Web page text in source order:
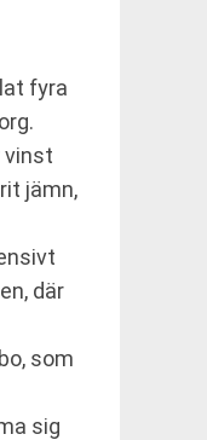
fyra
vinst
jämn,
där
som
sig